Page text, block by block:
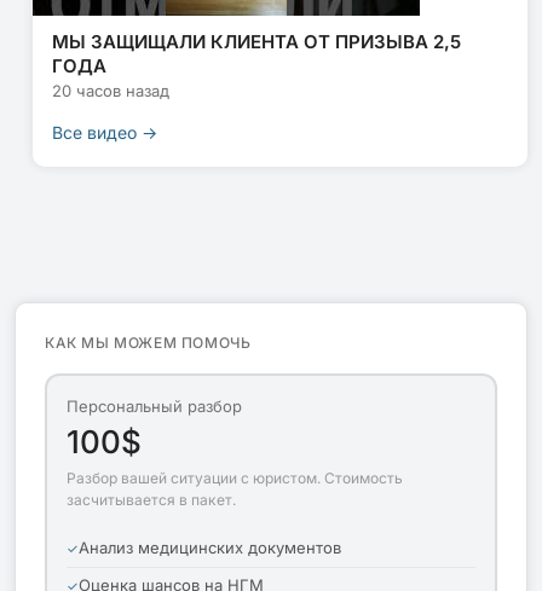
МЫ ЗАЩИЩАЛИ КЛИЕНТА ОТ ПРИЗЫВА 2,5
ГОДА
20 часов назад
Все видео →
КАК МЫ МОЖЕМ ПОМОЧЬ
Персональный разбор
100$
Разбор вашей ситуации с юристом. Стоимость
засчитывается в пакет.
Анализ медицинских документов
Оценка шансов на НГМ